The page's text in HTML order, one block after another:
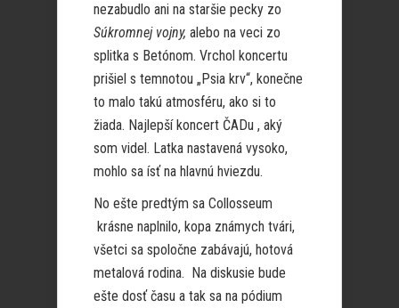
nezabudlo ani na staršie pecky zo
Súkromnej vojny, alebo na veci zo
splitka s Betónom. Vrchol koncertu
prišiel s temnotou „Psia krv“, konečne
to malo takú atmosféru, ako si to
žiada. Najlepší koncert ČADu , aký
som videl. Latka nastavená vysoko,
mohlo sa ísť na hlavnú hviezdu.
No ešte predtým sa Collosseum
krásne naplnilo, kopa známych tvári,
všetci sa spoločne zabávajú, hotová
metalová rodina. Na diskusie bude
ešte dosť času a tak sa na pódium